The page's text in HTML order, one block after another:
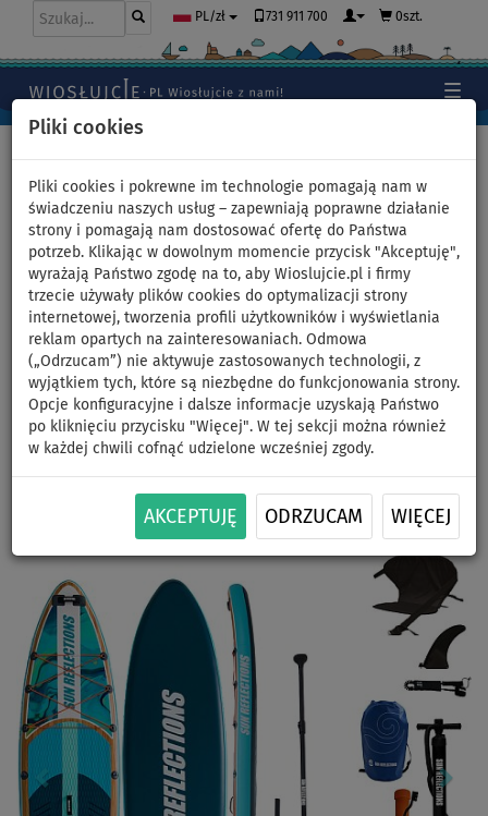
Pliki cookies
Pliki cookies i pokrewne im technologie pomagają nam w
świadczeniu naszych usług – zapewniają poprawne działanie
strony i pomagają nam dostosować ofertę do Państwa
potrzeb. Klikając w dowolnym momencie przycisk "Akceptuję",
wyrażają Państwo zgodę na to, aby Wioslujcie.pl i firmy
trzecie używały plików cookies do optymalizacji strony
internetowej, tworzenia profili użytkowników i wyświetlania
reklam opartych na zainteresowaniach. Odmowa
(„Odrzucam”) nie aktywuje zastosowanych technologii, z
wyjątkiem tych, które są niezbędne do funkcjonowania strony.
Opcje konfiguracyjne i dalsze informacje uzyskają Państwo
po kliknięciu przycisku "Więcej". W tej sekcji można również
w każdej chwili cofnąć udzielone wcześniej zgody.
AKCEPTUJĘ ODRZUCAM WIĘCEJ
PL/zł 731 911 700 0szt.
Deska SUP SUN REFLECTIONS
M 10'8 MINICOMBO OCEAN
MIRAGE - pompowany
paddleboard - wariant:
+siedzisko
DO
WIOSŁO W
DO
140 kg
OPCJA
DARMOWA
Next